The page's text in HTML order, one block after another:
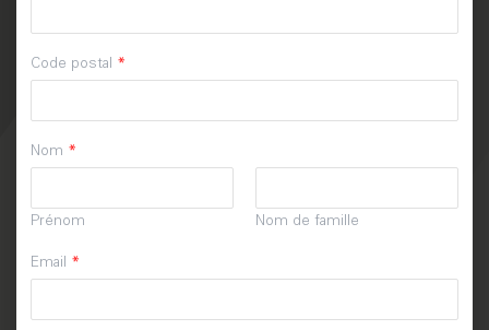
Code postal *
Nom *
Prénom Nom de famille
Email *